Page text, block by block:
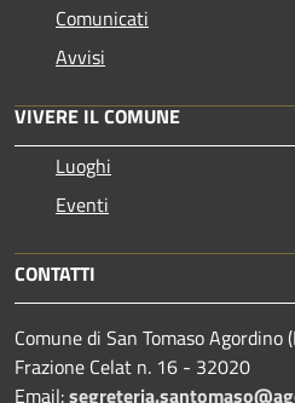
Comunicati
Avvisi
VIVERE IL COMUNE
Luoghi
Eventi
CONTATTI
Comune di San Tomaso Agordino
Frazione Celat n. 16 - 32020
Email: